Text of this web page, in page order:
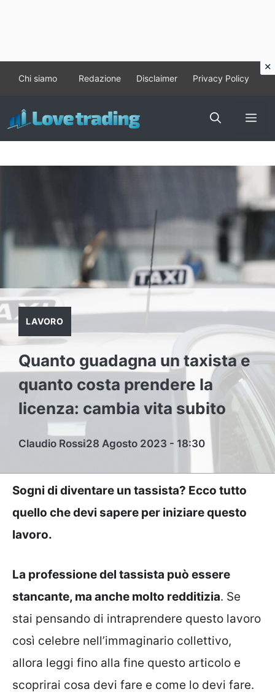
contenuto
Chi siamo Redazione Disclaimer Privacy Policy
LAVORO
Quanto guadagna un taxista e
quanto costa prendere la
licenza: cambia vita subito
Claudio Rossi28 Agosto 2023 - 18:30
Sogni di diventare un tassista? Ecco tutto
quello che devi sapere per iniziare questo
lavoro.
La professione del tassista può essere
stancante, ma anche molto redditizia. Se
stai pensando di intraprendere questo lavoro
così celebre nell’immaginario collettivo,
allora leggi fino alla fine questo articolo e
scoprirai cosa devi fare e come lo devi fare.